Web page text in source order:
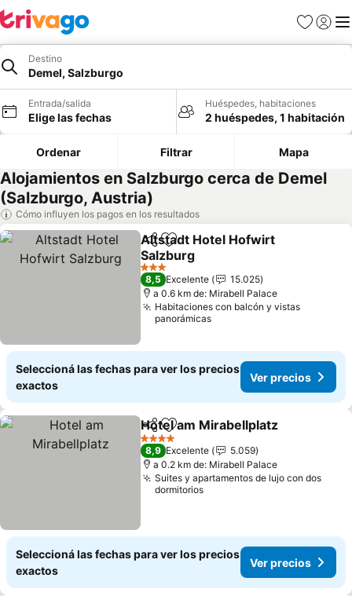
Favoritos
Iniciar
Destino
Demel, Salzburgo
Entrada/salida
Elige las fechas
Huéspedes, habitaciones
2 huéspedes, 1 habitación
Ordenar Filtrar Mapa
Alojamientos en Salzburgo cerca de Demel
(Salzburgo, Austria)
Cómo influyen los pagos en los resultados
CompartirAñadir a favoritos
Altstadt Hotel Hofwirt
Salzburg
3 Estrellas
8,5 Excelente
15.025
a 0.6 km de: Mirabell Palace
Habitaciones con balcón y vistas
panorámicas
Seleccioná las fechas para ver los precios
exactos
Ver precios
CompartirAñadir a favoritos
Hotel am Mirabellplatz
4 Estrellas
8,9 Excelente
5.059
a 0.2 km de: Mirabell Palace
Suites y apartamentos de lujo con dos
dormitorios
Seleccioná las fechas para ver los precios
exactos
Ver precios